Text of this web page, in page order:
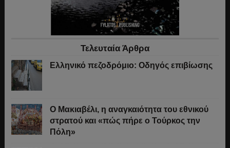
Τελευταία Άρθρα
Ελληνικό πεζοδρόμιο: Οδηγός επιβίωσης
Ο Μακιαβέλι, η αναγκαιότητα του εθνικού
στρατού και «πώς πήρε ο Τούρκος την
Πόλη»